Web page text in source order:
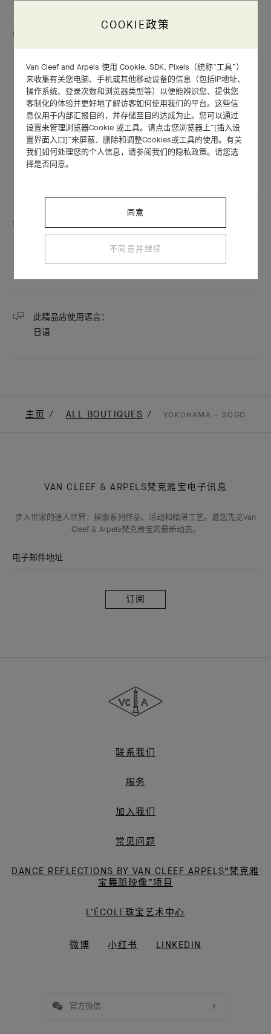
星期三
上午10:00 - 下午8:00
星期四
上午10:00 - 下午8:00
星期五
上午10:00 - 下午8:00
星期六
上午10:00 - 下午8:00
星期日
镌刻
抛光
此精品店使用语言：
日语
主页 ALL BOUTIQUES YOKOHAMA - SOGO
VAN CLEEF & ARPELS梵克雅宝电子讯息
步入世家的迷人世界：探索系列作品、活动和精湛工艺。邀您先览Van
Cleef & Arpels梵克雅宝的最新动态。
电子邮件地址
阅
&
Arpels
梵
雅
宝
联系我们
服务
加入我们
常见问题
DANCE REFLECTIONS BY VAN CLEEF ARPELS“梵克雅
宝舞蹈映像”项目
L'ÉCOLE珠宝艺术中心
微博 小红书 LINKEDIN
官方微信
COOKIE政策
Van Cleef and Arpels 使用 Cookie, SDK, Pixels（统称“工具”）
来收集有关您电脑、手机或其他移动设备的信息（包括IP地址、
操作系统、登录次数和浏览器类型等）以便能辨识您、提供您
客制化的体验并更好地了解访客如何使用我们的平台。这些信
息仅用于内部汇报目的，并存储至目的达成为止。您可以通过
设置来管理浏览器Cookie 或工具。请点击您浏览器上“[插入设
置界面入口]”来屏蔽、删除和调整Cookies或工具的使用。有关
我们如何处理您的个人信息，请参阅我们的隐私政策。请您选
择是否同意。
同意
不同意并继续